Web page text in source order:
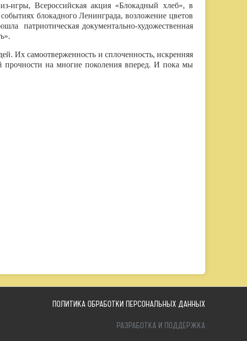
игры, Всероссийская акция «Блокадный хлеб», в
блокадного Ленинграда, возложение цветов
патриотическая документально-художественная
Их самоотверженность и сплоченность, искренняя
прочности на многие поколения вперед. И пока мы
ПОЛИТИКА ОБРАБОТКИ ПЕРСОНАЛЬНЫХ ДАННЫХ
РАЗРАБОТКА И ПОДДЕРЖКА